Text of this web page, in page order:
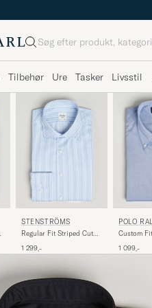
Søg
Tilbehør Ure Tasker Livsstil
STENSTRÖMS
Regular Fit Striped Cut
1 299,-
POLO
Custom
1 099,-